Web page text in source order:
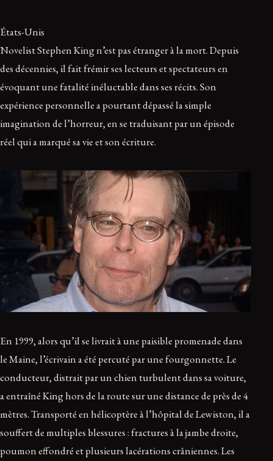
États-Unis
Novelist Stephen King n’est pas étranger à la mort. Depuis
des décennies, il fait frémir ses lecteurs et spectateurs en
évoquant une fatalité inéluctable dans ses récits. Son
expérience personnelle a pourtant dépassé la simple
imagination de l’horreur, en se traduisant par un épisode
réel qui a marqué sa vie et son écriture.
En 1999, alors qu’il se livrait à une paisible promenade dans
le Maine, l’écrivain a été percuté par une fourgonnette. Le
conducteur, distrait par un chien turbulent dans sa voiture,
a entraîné King hors de la route sur une distance de près de 4
mètres. Transporté en hélicoptère à l’hôpital de Lewiston, il a
souffert de multiples blessures : fractures à la jambe droite,
poumon effondré et plusieurs lacérations crâniennes. Les